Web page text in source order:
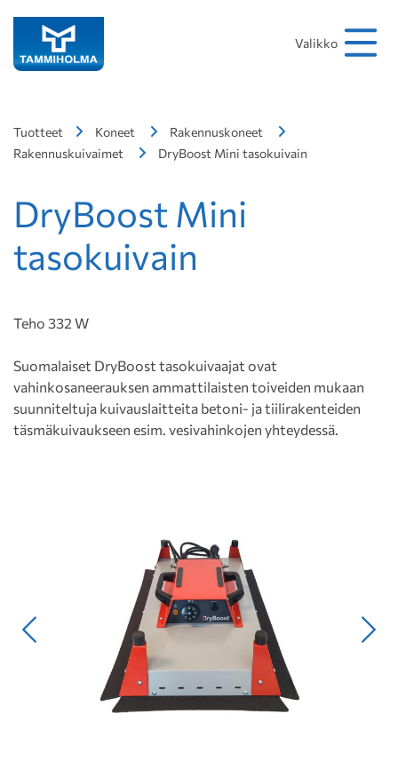
Valikko
Tuotteet Koneet
Rakennuskoneet
Rakennuskuivaimet
DryBoost Mini tasokuivain
DryBoost Mini
tasokuivain
Teho 332 W
Suomalaiset DryBoost tasokuivaajat ovat
vahinkosaneerauksen ammattilaisten toiveiden mukaan
suunniteltuja kuivauslaitteita betoni- ja tiilirakenteiden
täsmäkuivaukseen esim. vesivahinkojen yhteydessä.
Edellinen